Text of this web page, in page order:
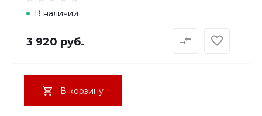
В наличии
3 920 руб.
В корзину